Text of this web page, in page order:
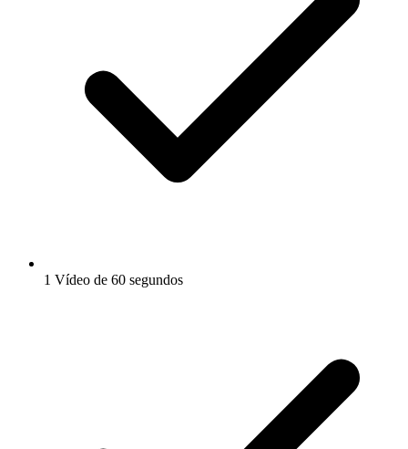
1 Vídeo de 60 segundos